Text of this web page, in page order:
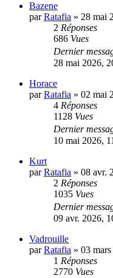
Bazene
parRatafia » 28 mai
2 Réponses
686 Vues
Dernier
28 mai 2026,
Horace
parRatafia » 02 mai
4 Réponses
1128 Vues
Dernier
10 mai 2026,
Kurt
parRatafia » 08 avr.
2 Réponses
1035 Vues
Dernier
09 avr. 2026,
Vadrouille
parRatafia » 03
1 Réponses
2770 Vues